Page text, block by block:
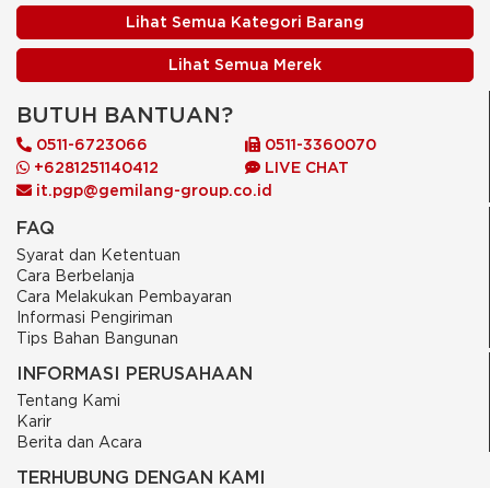
Lihat Semua Kategori Barang
Lihat Semua Merek
BUTUH BANTUAN?
0511-6723066
0511-3360070
+6281251140412
LIVE CHAT
it.pgp@gemilang-group.co.id
FAQ
Syarat dan Ketentuan
Cara Berbelanja
Cara Melakukan Pembayaran
Informasi Pengiriman
Tips Bahan Bangunan
INFORMASI PERUSAHAAN
Tentang Kami
Karir
Berita dan Acara
TERHUBUNG DENGAN KAMI